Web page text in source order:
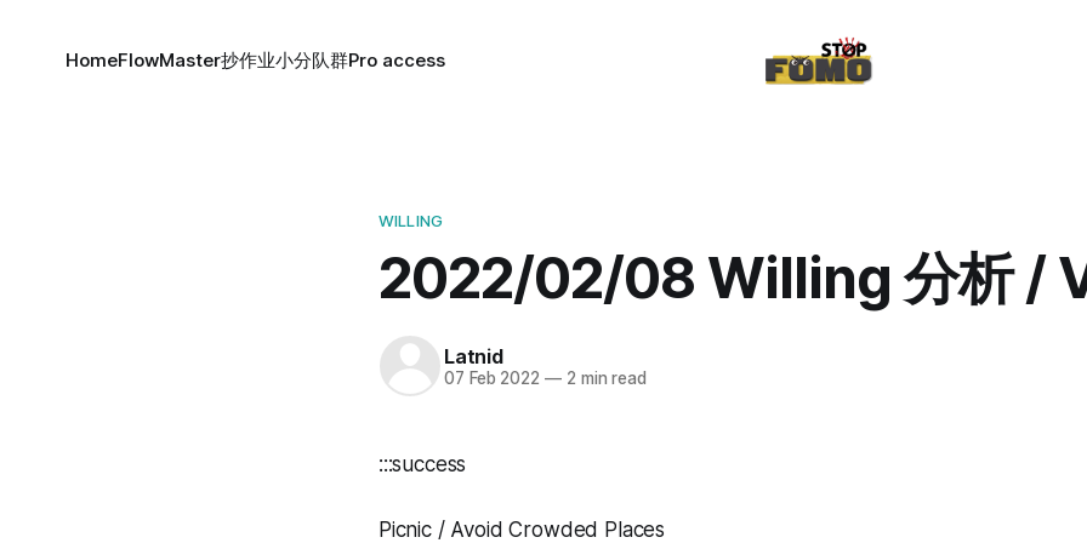
HomeFlowMaster抄作业小分队群Pro access
WILLING
2022/02/08 Willing 分析 /
Latnid
07 Feb 2022 —2 min read
:::success
Picnic / Avoid Crowded Places